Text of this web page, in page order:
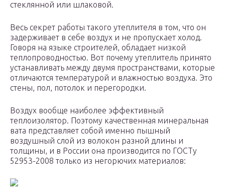
стеклянной или шлаковой.
Весь секрет работы такого утеплителя в том, что он
задерживает в себе воздух и не пропускает холод.
Говоря на языке строителей, обладает низкой
теплопроводностью. Вот почему утеплитель принято
устанавливать между двумя пространствами, которые
отличаются температурой и влажностью воздуха. Это
стены, пол, потолок и перегородки.
Воздух вообще наиболее эффективный
теплоизолятор. Поэтому качественная минеральная
вата представляет собой именно пышный
воздушный слой из волокон разной длины и
толщины, и в России она производится по ГОСТу
52953-2008 только из негорючих материалов: